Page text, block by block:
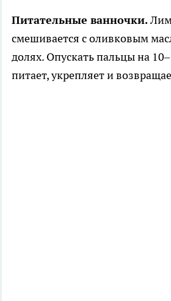
Питательные ванночки.
смешивается с оливковым
долях. Опускать пальцы на
питает, укрепляет и